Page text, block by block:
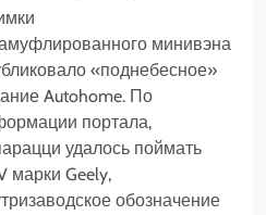
минивэна
«поднебесное»
Autohome. По
портала,
удалось поймать
марки Geely,
обозначение